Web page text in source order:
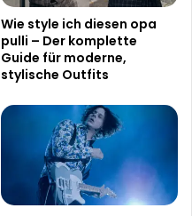
Wie style ich diesen opa
pulli – Der komplette
Guide für moderne,
stylische Outfits